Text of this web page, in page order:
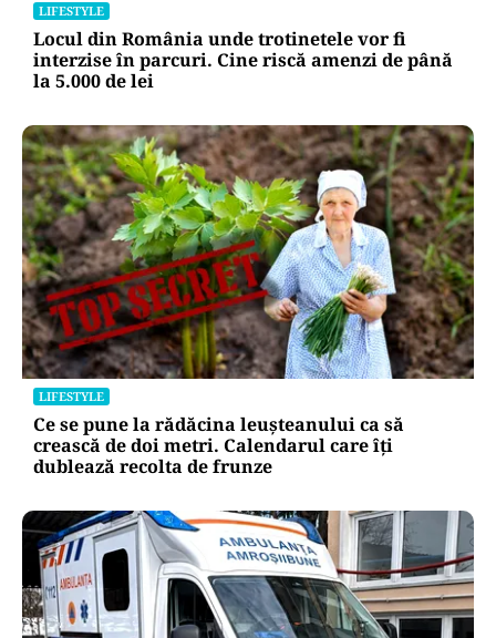
LIFESTYLE
Locul din România unde trotinetele vor fi
interzise în parcuri. Cine riscă amenzi de până
la 5.000 de lei
LIFESTYLE
Ce se pune la rădăcina leușteanului ca să
crească de doi metri. Calendarul care îți
dublează recolta de frunze